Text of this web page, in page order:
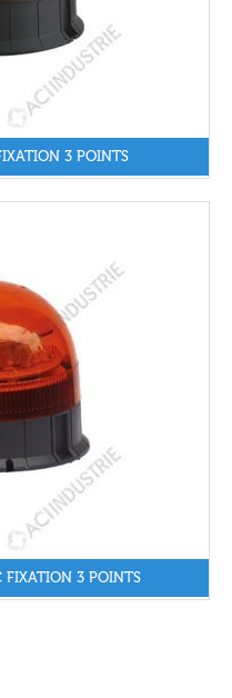
3 POINTS
FIXATION 3 POINTS